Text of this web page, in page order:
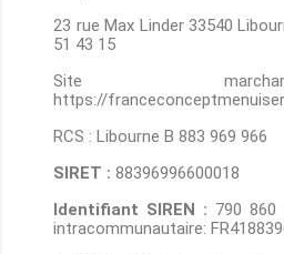
23 rue Max Linder 33540
51 43 15
Site
https://
RCS : Libourne B 883 969 966
SIRET : 88396996600018
Identifiant SIREN : 790 860
intracommunautaire: